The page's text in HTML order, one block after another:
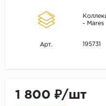
- Mares
Арт. 195731
1 800 ₽/шт